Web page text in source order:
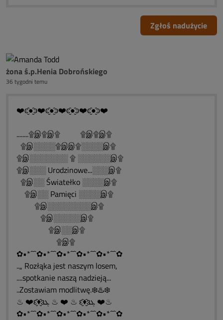
Zgłoś nadużycie
żona ś.p.Henia Dobrońskiego
36 tygodni temu
❤️ͼ̮̑●̮̑ͽ❤️ͼ̮̑●̮̑ͽ❤️ͼ̮̑●̮̑ͽ❤️ͼ̮̑●̮̑ͽ❤️
........۩இ۩இ۩ ۩இ۩இ۩
۩இ░░░░۩இஇ۩░░░░இ۩
۩இ░░░░░░░ ۩ ░░░░░░இ۩
۩இ░░░ Urodzinowe...░░░இ۩
۩இ░░ Światełko ░░░░இ۩
۩இ░░ Pamięci ░░░░இ۩
۩இ░░░░░░░░இ۩
۩இ░░░░░இ۩
۩இ░░இ۩
۩இ۩
✿•*´¯`✿•*´¯`✿•*´¯`✿•*´¯`✿•*´¯`✿
..„ Rozłąka jest naszym losem,
....spotkanie naszą nadzieją...
..Zostawiam modlitwę.❄️♨️❄️
♨ ❤️ԑ̮̑♦̮̑ɜܓ ♨ ❤️ ♨ ԑ̮̑♦̮̑ɜܓ ❤️♨
✿•*´¯`✿•*´¯`✿•*´¯`✿•*´¯`✿•*´¯`✿